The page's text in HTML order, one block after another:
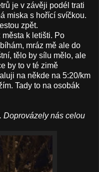
je v závěji podél trati
miska s hořící svíčkou.
zpět.
města k letišti. Po
mráz mě ale do
tělo by sílu mělo, ale
by to v té zimě
na někde na 5:20/km
Tady to na osobák
Doprovázely nás celou